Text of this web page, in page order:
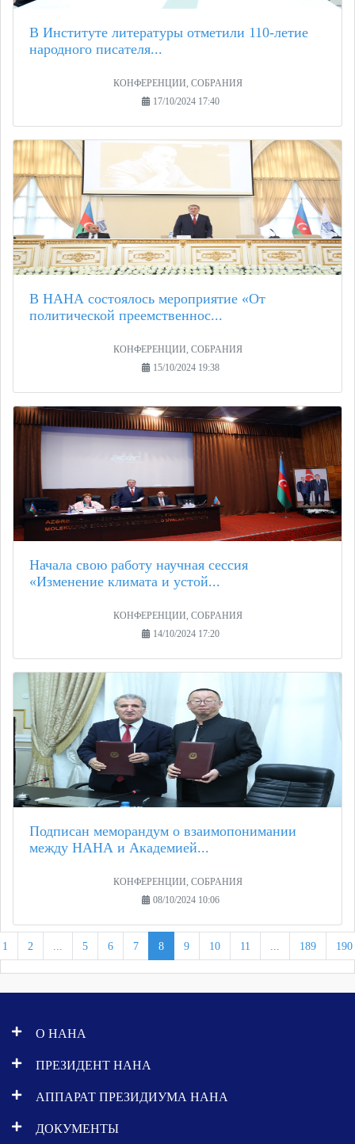
В Институте литературы отметили 110-летие
народного писателя...
КОНФЕРЕНЦИИ, СОБРАНИЯ
17/10/2024 17:40
В НАНА состоялось мероприятие «От
политической преемственнос...
КОНФЕРЕНЦИИ, СОБРАНИЯ
15/10/2024 19:38
Начала свою работу научная сессия
«Изменение климата и устой...
КОНФЕРЕНЦИИ, СОБРАНИЯ
14/10/2024 17:20
Подписан меморандум о взаимопонимании
между НАНА и Академией...
КОНФЕРЕНЦИИ, СОБРАНИЯ
08/10/2024 10:06
1 2 ... 5 6 7 8 9 10 11 ... 189 190
О НАНА
ПРЕЗИДЕНТ НАНА
АППАРАТ ПРЕЗИДИУМА НАНА
ДОКУМЕНТЫ